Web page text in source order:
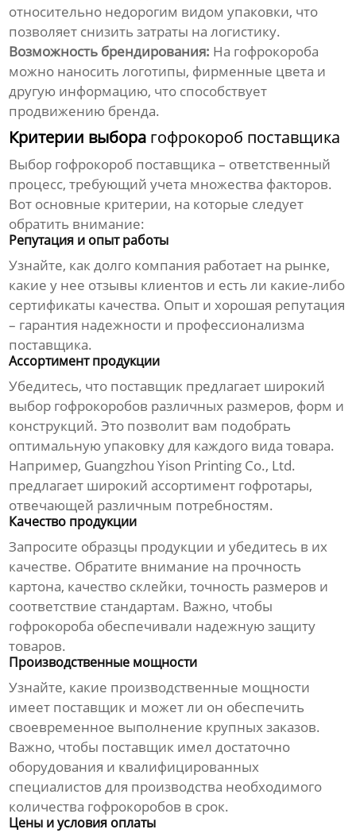
относительно недорогим видом упаковки, что
позволяет снизить затраты на логистику.
Возможность брендирования: На гофрокороба
можно наносить логотипы, фирменные цвета и
другую информацию, что способствует
продвижению бренда.
Критерии выбора гофрокороб поставщика
Выбор гофрокороб поставщика – ответственный
процесс, требующий учета множества факторов.
Вот основные критерии, на которые следует
обратить внимание:
Репутация и опыт работы
Узнайте, как долго компания работает на рынке,
какие у нее отзывы клиентов и есть ли какие-либо
сертификаты качества. Опыт и хорошая репутация
– гарантия надежности и профессионализма
поставщика.
Ассортимент продукции
Убедитесь, что поставщик предлагает широкий
выбор гофрокоробов различных размеров, форм и
конструкций. Это позволит вам подобрать
оптимальную упаковку для каждого вида товара.
Например, Guangzhou Yison Printing Co., Ltd.
предлагает широкий ассортимент гофротары,
отвечающей различным потребностям.
Качество продукции
Запросите образцы продукции и убедитесь в их
качестве. Обратите внимание на прочность
картона, качество склейки, точность размеров и
соответствие стандартам. Важно, чтобы
гофрокороба обеспечивали надежную защиту
товаров.
Производственные мощности
Узнайте, какие производственные мощности
имеет поставщик и может ли он обеспечить
своевременное выполнение крупных заказов.
Важно, чтобы поставщик имел достаточно
оборудования и квалифицированных
специалистов для производства необходимого
количества гофрокоробов в срок.
Цены и условия оплаты